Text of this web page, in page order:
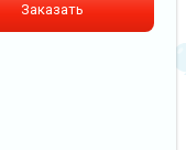
Заказать